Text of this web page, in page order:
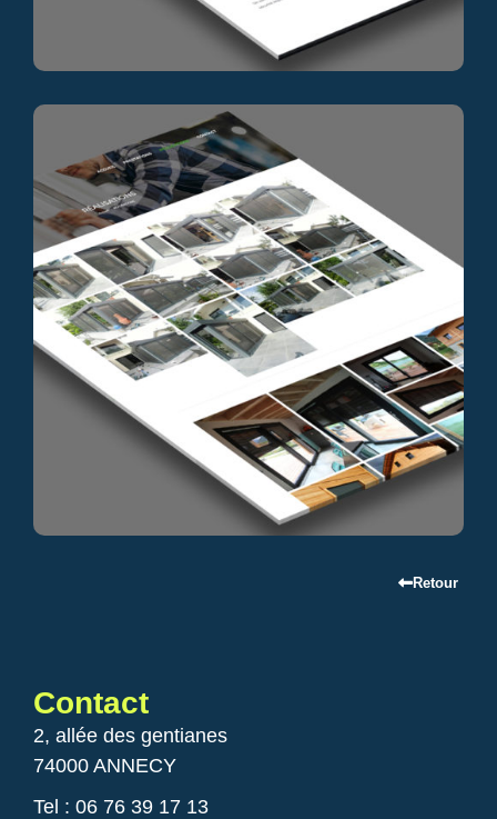
Retour
Contact
2, allée des gentianes
74000 ANNECY
Tel : 06 76 39 17 13